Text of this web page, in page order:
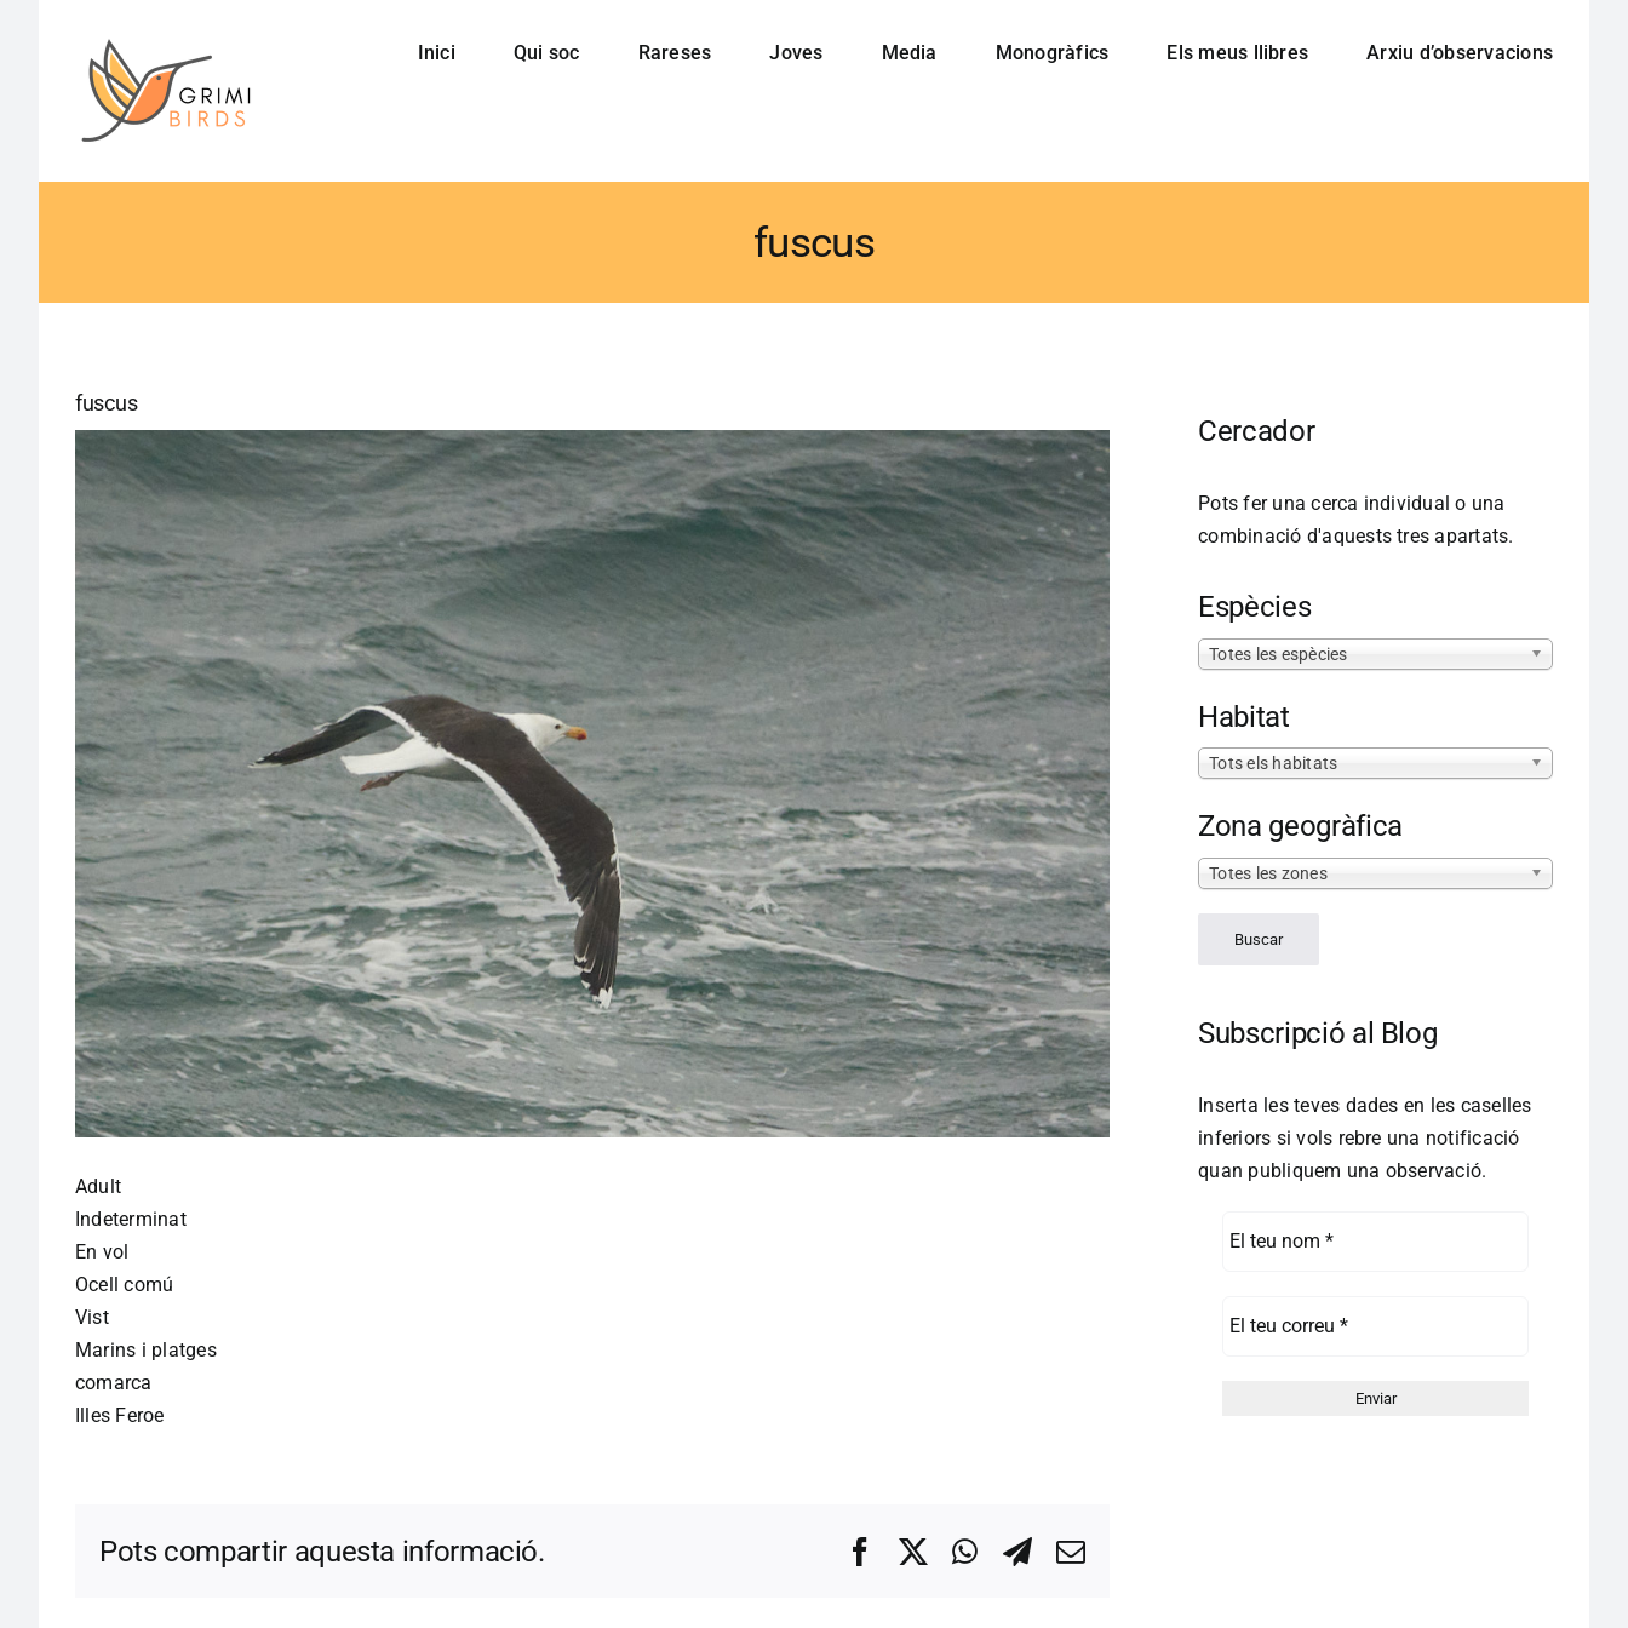
Inici Qui soc Rareses Joves Media Monogràfics Els meus llibres Arxiu d’observacions
fuscus
fuscus
Adult
Indeterminat
En vol
Ocell comú
Vist
Marins i platges
comarca
Illes Feroe
Pots compartir aquesta informació. FacebookWhatsApp
Telegram
Correo
Cercador
Pots fer una cerca individual o una
combinació d'aquests tres apartats.
Espècies
Totes les espècies
Habitat
Tots els habitats
Zona geogràfica
Totes les zones
Subscripció al Blog
Inserta les teves dades en les caselles
inferiors si vols rebre una notificació
quan publiquem una observació.